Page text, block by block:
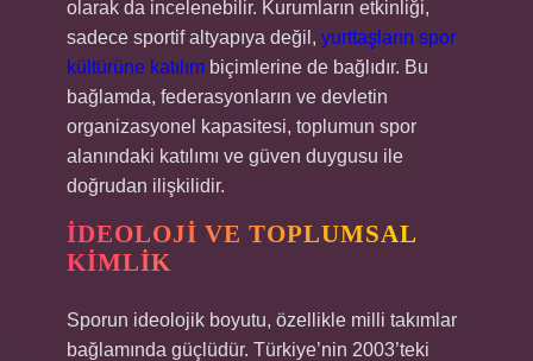
olarak da incelenebilir. Kurumların etkinliği,
sadece sportif altyapıya değil, yurttaşların spor
kültürüne katılım biçimlerine de bağlıdır. Bu
bağlamda, federasyonların ve devletin
organizasyonel kapasitesi, toplumun spor
alanındaki katılımı ve güven duygusu ile
doğrudan ilişkilidir.
İDEOLOJI VE TOPLUMSAL
KIMLIK
Sporun ideolojik boyutu, özellikle milli takımlar
bağlamında güçlüdür. Türkiye’nin 2003’teki